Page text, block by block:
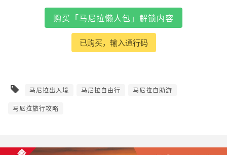
购买「马尼拉懒人包」解锁内容
已购买，输入通行码
马尼拉出入境 马尼拉自由行 马尼拉自助游
马尼拉旅行攻略